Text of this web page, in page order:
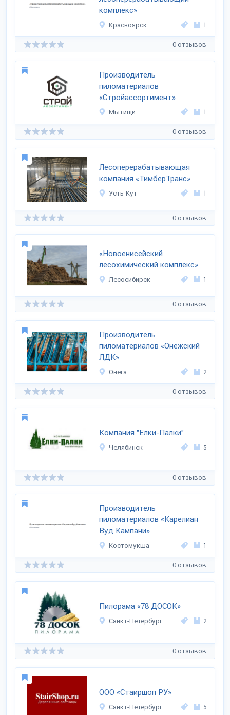
комплекс»
Красноярск 1
0 отзывов
Производитель
пиломатериалов
«Стройассортимент»
Мытищи 1
0 отзывов
Лесоперерабатывающая
компания «ТимберТранс»
Усть-Кут 1
0 отзывов
«Новоенисейский
лесохимический комплекс»
Лесосибирск 1
0 отзывов
Производитель
пиломатериалов «Онежский
ЛДК»
Онега 2
0 отзывов
Компания "Елки-Палки"
Челябинск 5
0 отзывов
Производитель
пиломатериалов «Карелиан
Вуд Кампани»
Костомукша 1
0 отзывов
Пилорама «78 ДОСОК»
Санкт-Петербург 2
0 отзывов
ООО «Стаиршоп РУ»
Санкт-Петербург 5